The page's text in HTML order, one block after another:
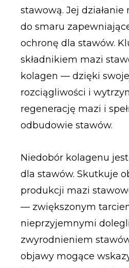
stawową. Jej
do smaru
ochronę dla stawów.
składnikiem mazi
kolagen — dzięki
rozciągliwości i
regenerację mazi i
odbudowie stawów.
Niedobór kolagenu
dla stawów. Skutkuje
produkcji mazi
— zwiększonym
nieprzyjemnymi
zwyrodnieniem
objawy mogące